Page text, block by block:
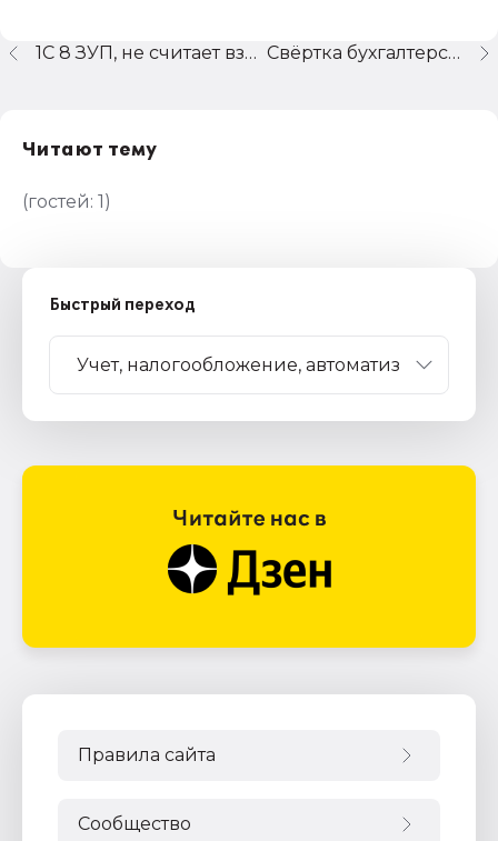
Свёртка бухгалтерских итогов
1С 8 ЗУП, не считает взносы на НС и ПЗ
Читают тему
(гостей: 1)
Быстрый переход
Правила сайта
Сообщество